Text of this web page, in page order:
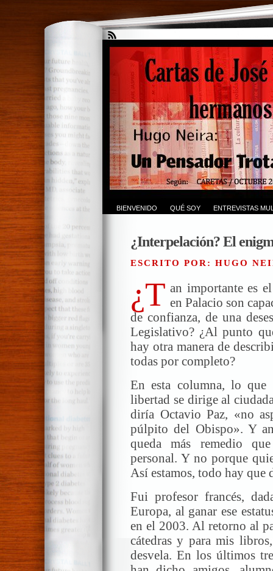
BIENVENIDO QUÉ SOY ENTREVISTAS
¿Interpelación? El
ESCRITO POR: HUGO
¿T an importante es
en Palacio son
de confianza, de una
Legislativo? ¿Al punto
hay otra manera de
todas por completo?
En esta columna, lo
libertad se dirige al
diría Octavio Paz, «no
púlpito del Obispo». Y
queda más remedio
personal. Y no porque
Así estamos, todo hay que
Fui profesor francés,
Europa, al ganar ese
en el 2003. Al retorno al
cátedras y para mis
desvela. En los últimos